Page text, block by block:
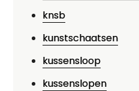
knsb
kunstschaatsen
kussensloop
kussenslopen